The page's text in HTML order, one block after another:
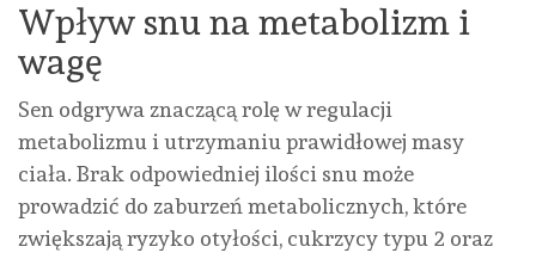
Wpływ snu na metabolizm i
wagę
Sen odgrywa znaczącą rolę w regulacji
metabolizmu i utrzymaniu prawidłowej masy
ciała. Brak odpowiedniej ilości snu może
prowadzić do zaburzeń metabolicznych, które
zwiększają ryzyko otyłości, cukrzycy typu 2 oraz